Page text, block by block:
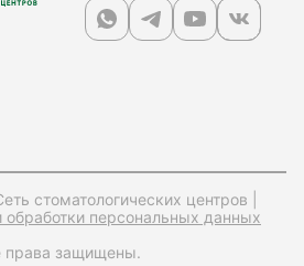
стоматологических центров |
обработки персональных данных
права защищены.